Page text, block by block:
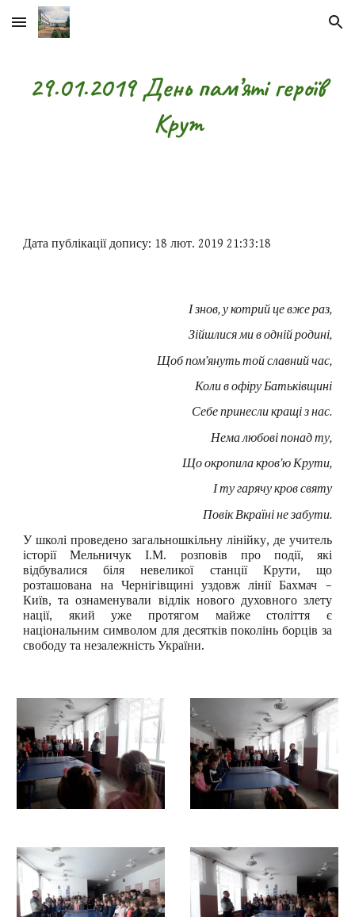
Skip to main content Skip to navigation
29.01.2019 День пам’яті героїв
Крут
Дата публікації допису: 18 лют. 2019 21:33:18
І знов, у котрий це вже раз,
Зійшлися ми в одній родині,
Щоб пом’януть той славний час,
Коли в офіру Батьківщині
Себе принесли кращі з нас.
Нема любові понад ту,
Що окропила кров’ю Крути,
І ту гарячу кров святу
Повік Вкраїні не забути.
У школі проведено загальношкільну лінійку, де учитель
історії Мельничук І.М. розповів про події, які
відбувалися біля невеликої станції Крути, що
розташована на Чернігівщині уздовж лінії Бахмач –
Київ, та ознаменували відлік нового духовного злету
нації, який уже протягом майже століття є
національним символом для десятків поколінь борців за
свободу та незалежність України.